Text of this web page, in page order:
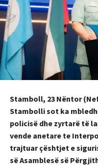
Stamboll, 23 Nëntor
Stambolli sot ka
policisë dhe zyrtarë të
vende anetare te
trajtuar çështjet e
së Asamblesë së